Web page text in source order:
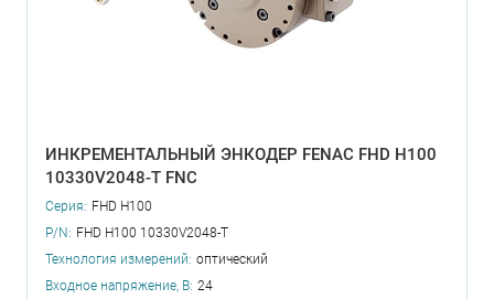
ИНКРЕМЕНТАЛЬНЫЙ ЭНКОДЕР FENAC FHD H100
10330V2048-T FNC
Серия: FHD H100
P/N: FHD H100 10330V2048-T
Технология измерений: оптический
Входное напряжение, В: 24